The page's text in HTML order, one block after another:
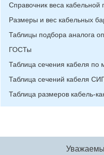
Справочник веса кабельной
Размеры и вес кабельных
Таблицы подбора аналога
ГОСТы
Таблица сечения кабеля по
Таблица сечений кабеля
Таблица размеров кабель-